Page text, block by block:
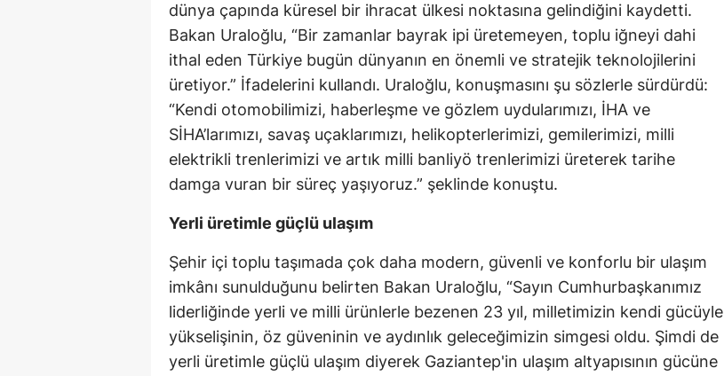
Kırklareli
Kırşehir
Kocaeli
Konya
Kütahya
Kahramanmaraş
Mardin
Muğla
dünya çapında küresel bir ihracat ülkesi noktasına gelindiğini kaydetti.
Bakan Uraloğlu, “Bir zamanlar bayrak ipi üretemeyen, toplu iğneyi dahi
ithal eden Türkiye bugün dünyanın en önemli ve stratejik teknolojilerini
üretiyor.” İfadelerini kullandı. Uraloğlu, konuşmasını şu sözlerle sürdürdü:
“Kendi otomobilimizi, haberleşme ve gözlem uydularımızı, İHA ve
SİHA’larımızı, savaş uçaklarımızı, helikopterlerimizi, gemilerimizi, milli
elektrikli trenlerimizi ve artık milli banliyö trenlerimizi üreterek tarihe
damga vuran bir süreç yaşıyoruz.” şeklinde konuştu.
Yerli üretimle güçlü ulaşım
Şehir içi toplu taşımada çok daha modern, güvenli ve konforlu bir ulaşım
imkânı sunulduğunu belirten Bakan Uraloğlu, “Sayın Cumhurbaşkanımız
liderliğinde yerli ve milli ürünlerle bezenen 23 yıl, milletimizin kendi gücüyle
yükselişinin, öz güveninin ve aydınlık geleceğimizin simgesi oldu. Şimdi de
yerli üretimle güçlü ulaşım diyerek Gaziantep'in ulaşım altyapısının gücüne